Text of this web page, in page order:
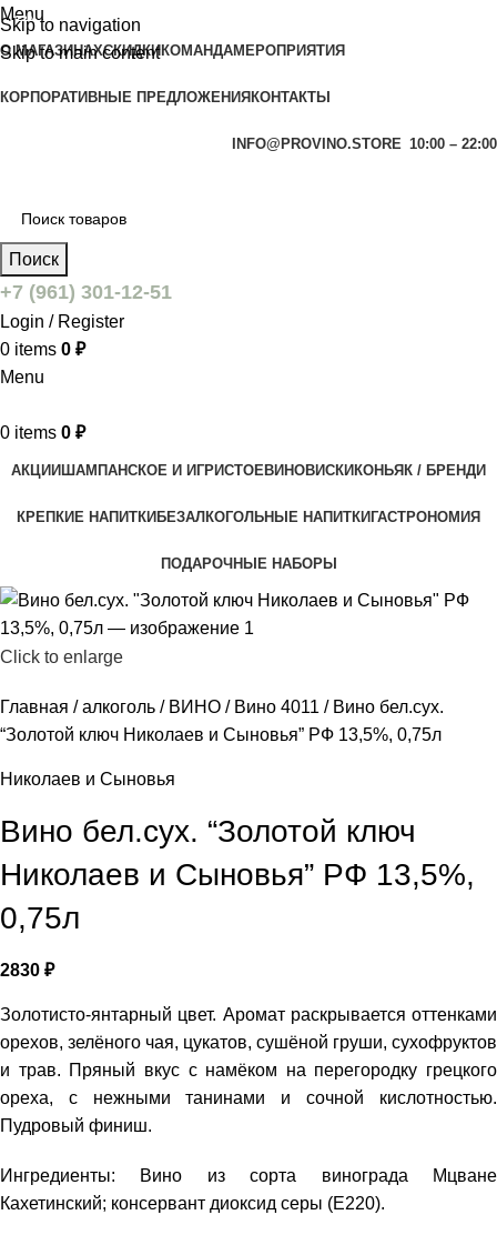
Skip to navigation
Skip to main content
Menu
О МАГАЗИНАХСКИДКИКОМАНДАМЕРОПРИЯТИЯ
КОРПОРАТИВНЫЕ ПРЕДЛОЖЕНИЯ КОНТАКТЫ
INFO@PROVINO.STORE 10:00 – 22:00
Поиск
+7 (961) 301-12-51
Login / Register
0 items 0 ₽
Menu
0 items 0 ₽
АКЦИИШАМПАНСКОЕ И ИГРИСТОЕВИНОВИСКИКОНЬЯК / БРЕНДИ
КРЕПКИЕ НАПИТКИБЕЗАЛКОГОЛЬНЫЕ НАПИТКИГАСТРОНОМИЯ
ПОДАРОЧНЫЕ НАБОРЫ
Click to enlarge
Главная алкоголь ВИНО Вино 4011
Вино бел.сух.
“Золотой ключ Николаев и Сыновья” РФ 13,5%, 0,75л
Николаев и Сыновья
Вино бел.сух. “Золотой ключ
Николаев и Сыновья” РФ 13,5%,
0,75л
2830 ₽
Золотисто-янтарный цвет. Аромат раскрывается оттенками
орехов, зелёного чая, цукатов, сушёной груши, сухофруктов
и трав. Пряный вкус с намёком на перегородку грецкого
ореха, с нежными танинами и сочной кислотностью.
Пудровый финиш.
Ингредиенты: Вино из сорта винограда Мцване
Кахетинский; консервант диоксид серы (Е220).
-33%